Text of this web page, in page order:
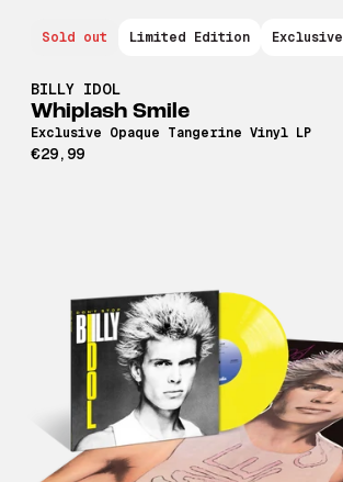
Sold out Limited Edition Exclusive
BILLY IDOL
Whiplash Smile
Exclusive Opaque Tangerine Vinyl LP
€29,99